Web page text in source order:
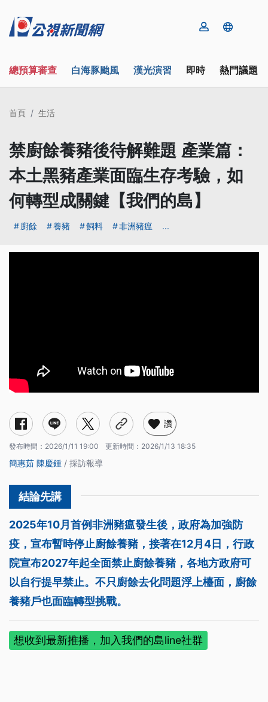
總預算審查 白海豚颱風 漢光演習 即時 熱門議題
首頁 生活
禁廚餘養豬後待解難題 產業篇：
本土黑豬產業面臨生存考驗，如
何轉型成關鍵【我們的島】
廚餘 養豬 飼料 非洲豬瘟 ...
禁用廚餘養豬政策上路前 業者暫緩清運廚餘成難題
廚餘改飼料來養豬 黑豬轉型期怎麼走
飼料養豬農發起連署 呼籲全面禁廚餘養豬
業者重本投入蒸煮設備難回收 政府推廚餘飼料化
讚
發布時間： 2026/1/11 19:00 更新時間： 2026/1/13 18:35
簡惠茹 陳慶鍾 / 採訪報導
2025年10月首例非洲豬瘟發生後，政府為加強防
疫，宣布暫時停止廚餘養豬，接著在12月4日，行政
院宣布2027年起全面禁止廚餘養豬，各地方政府可
以自行提早禁止。不只廚餘去化問題浮上檯面，廚餘
養豬戶也面臨轉型挑戰。
想收到最新推播，加入我們的島line社群